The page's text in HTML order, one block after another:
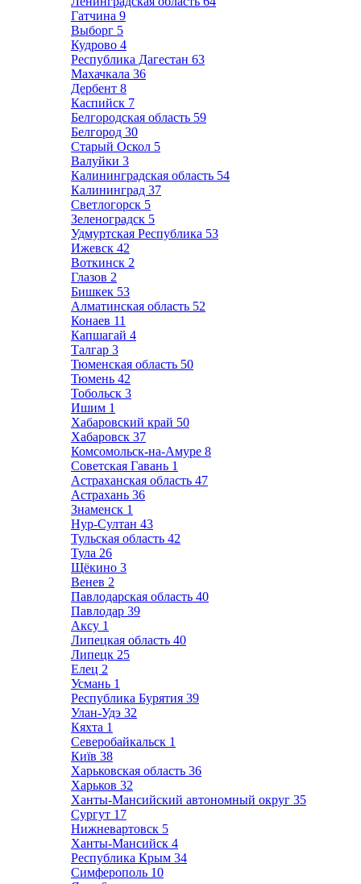
Гатчина 9
Выборг 5
Кудрово 4
Республика Дагестан 63
Махачкала 36
Дербент 8
Каспийск 7
Белгородская область 59
Белгород 30
Старый Оскол 5
Валуйки 3
Калининградская область 54
Калининград 37
Светлогорск 5
Зеленоградск 5
Удмуртская Республика 53
Ижевск 42
Воткинск 2
Глазов 2
Бишкек 53
Алматинская область 52
Конаев 11
Капшагай 4
Талгар 3
Тюменская область 50
Тюмень 42
Тобольск 3
Ишим 1
Хабаровский край 50
Хабаровск 37
Комсомольск-на-Амуре 8
Советская Гавань 1
Астраханская область 47
Астрахань 36
Знаменск 1
Нур-Султан 43
Тульская область 42
Тула 26
Щёкино 3
Венев 2
Павлодарская область 40
Павлодар 39
Аксу 1
Липецкая область 40
Липецк 25
Елец 2
Усмань 1
Республика Бурятия 39
Улан-Удэ 32
Кяхта 1
Северобайкальск 1
Київ 38
Харьковская область 36
Харьков 32
Ханты-Мансийский автономный округ 35
Сургут 17
Нижневартовск 5
Ханты-Мансийск 4
Республика Крым 34
Симферополь 10